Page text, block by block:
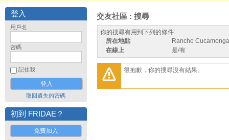
登入
用戶名
密碼
記住我
取回遺失的密碼
初到 FRIDAE？
免費加入
交友社區 : 搜尋
你的搜尋有用到下列的條件:
所在地點
Rancho
在線上
是/有
很抱歉，你的搜尋沒有結果。